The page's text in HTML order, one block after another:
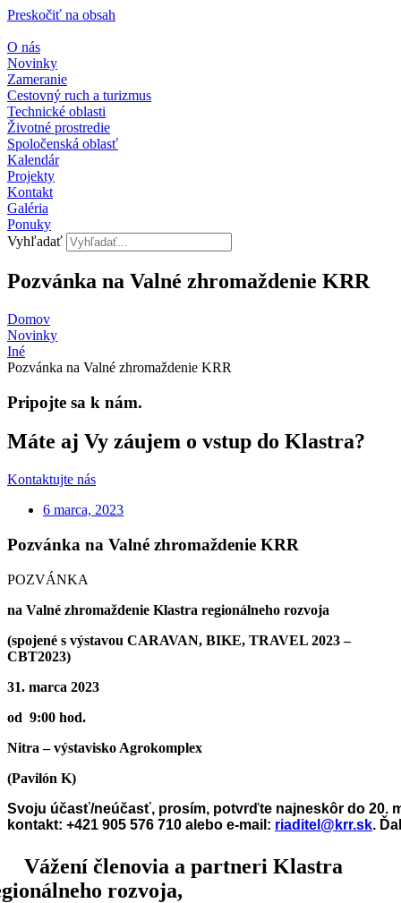
Preskočiť na obsah
O nás
Novinky
Zameranie
Cestovný ruch a turizmus
Technické oblasti
Životné prostredie
Spoločenská oblasť
Kalendár
Projekty
Kontakt
Galéria
Ponuky
Vyhľadať
Pozvánka na Valné zhromaždenie KRR
Domov
Novinky
Iné
Pozvánka na Valné zhromaždenie KRR
Pripojte sa k nám.
Máte aj Vy záujem o vstup do Klastra?
Kontaktujte nás
6 marca, 2023
Pozvánka na Valné zhromaždenie KRR
POZVÁNKA
na Valné zhromaždenie Klastra regionálneho rozvoja
(spojené s výstavou CARAVAN, BIKE, TRAVEL 2023 –
CBT2023)
31. marca 2023
od 9:00 hod.
Nitra – výstavisko Agrokomplex
(Pavilón K)
Svoju účasť/neúčasť, prosím, potvrďte najneskôr do 20.
kontakt: +421 905 576 710 alebo e-mail: riaditel@krr.sk.
Vážení členovia a partneri Klastra
rozvoja,